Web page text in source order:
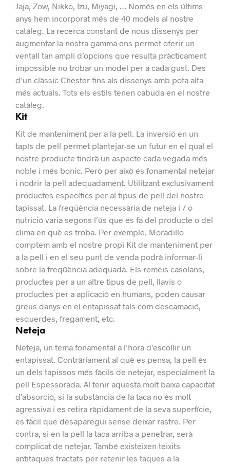
Jaja, Zow, Nikko, Izu, Miyagi, … Només en els últims
anys hem incorporat més de 40 models al nostre
catàleg. La recerca constant de nous dissenys per
augmentar la nostra gamma ens permet oferir un
ventall tan ampli d’opcions que resulta pràcticament
impossible no trobar un model per a cada gust. Des
d’un clàssic Chester fins als dissenys amb pota alta
més actuals. Tots els estils tenen cabuda en el nostre
catàleg.
Kit
Kit de manteniment per a la pell. La inversió en un
tapís de pell permet plantejar-se un futur en el qual el
nostre producte tindrà un aspecte cada vegada més
noble i més bonic. Però per això és fonamental netejar
i nodrir la pell adequadament. Utilitzant exclusivament
productes específics per al tipus de pell del nostre
tapissat. La freqüència necessària de neteja i / o
nutrició varia segons l’ús que es fa del producte o del
clima en què es troba. Per exemple. Moradillo
comptem amb el nostre propi Kit de manteniment per
a la pell i en el seu punt de venda podrà informar-li
sobre la freqüència adequada. Els remeis casolans,
productes per a un altre tipus de pell, llavis o
productes per a aplicació en humans, poden causar
greus danys en el entapissat tals com descamació,
esquerdes, fregament, etc.
Neteja
Neteja, un tema fonamental a l’hora d’escollir un
entapissat. Contràriament al què es pensa, la pell és
un dels tapissos més fàcils de netejar, especialment la
pell Espessorada. Al tenir aquesta molt baixa capacitat
d’absorció, si la substància de la taca no és molt
agressiva i es retira ràpidament de la seva superfície,
es fàcil que desaparegui sense deixar rastre. Per
contra, si en la pell la taca arriba a penetrar, serà
complicat de netejar. També existeixen teixits
antitaques tractats per retenir les taques a la